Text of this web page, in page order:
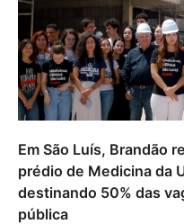
Em São Luís, Brandão
prédio de Medicina da
destinando 50% das
pública